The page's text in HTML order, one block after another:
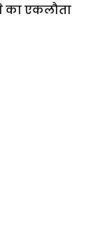
का एकलौता